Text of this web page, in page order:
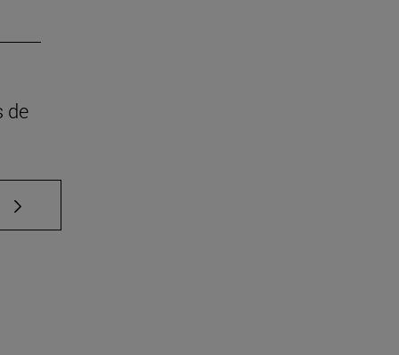
de
TAB para desplazarse.